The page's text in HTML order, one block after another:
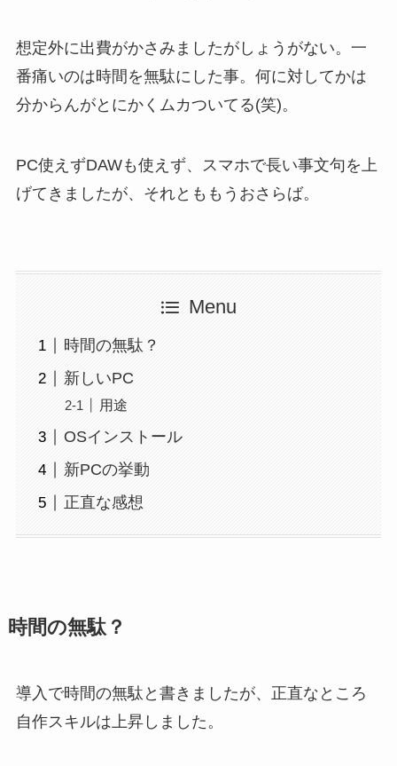
想定外に出費がかさみましたがしょうがない。一
番痛いのは時間を無駄にした事。何に対してかは
分からんがとにかくムカついてる(笑)。
PC使えずDAWも使えず、スマホで長い事文句を上
げてきましたが、それとももうおさらば。
Menu
時間の無駄？
新しいPC
用途
OSインストール
新PCの挙動
正直な感想
時間の無駄？
導入で時間の無駄と書きましたが、正直なところ
自作スキルは上昇しました。